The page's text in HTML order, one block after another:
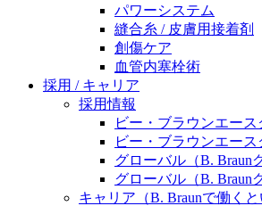
パワーシステム
縫合糸 / 皮膚用接着剤
創傷ケア
血管内塞栓術
採用 / キャリア
採用情報
ビー・ブラウンエー
ビー・ブラウンエー
グローバル（B. Braun
グローバル（B. Braun
キャリア（B. Braunで働くと